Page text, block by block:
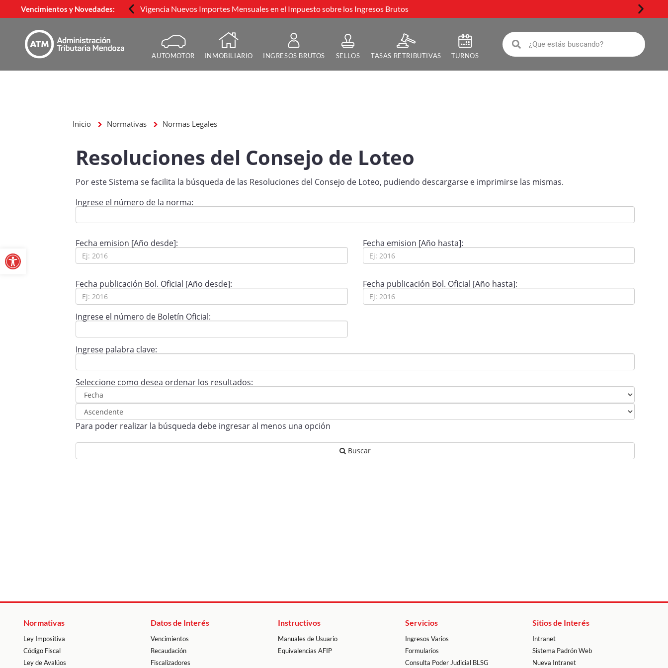
Vencimientos y Novedades: Vigencia Nuevos Importes Mensuales en el Impuesto sobre los Ingresos Brutos
AUTOMOTOR INMOBILIARIO INGRESOS BRUTOS SELLOS TASAS RETRIBUTIVAS TURNOS
Normativas
Ley Impositiva
Código Fiscal
Ley de Avalúos
Datos de Interés
Vencimientos
Recaudación
Fiscalizadores
Instructivos
Manuales de Usuario
Equivalencias AFIP
Servicios
Ingresos Varios
Formularios
Consulta Poder Judicial BLSG
Sitios de Interés
Intranet
Sistema Padrón Web
Nueva Intranet
Abrir barra de herramientas